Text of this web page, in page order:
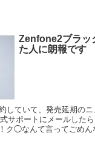
Zenfone2ブラッ
た人に朗報です
していて、発売延期の
サポートにメールした
ク◯なんて言ってごめん